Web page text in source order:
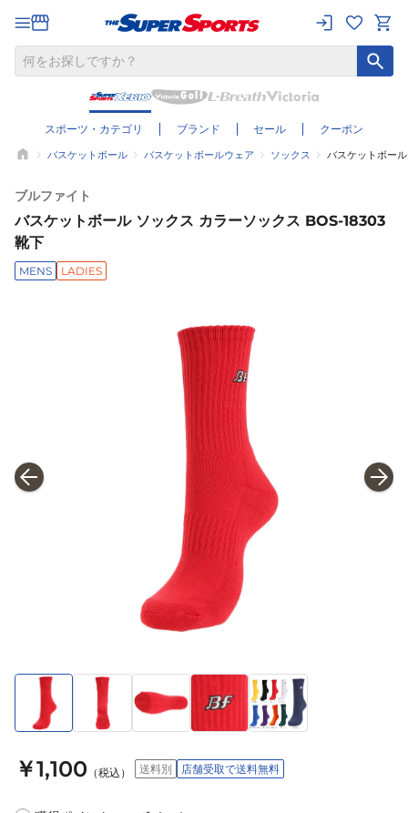
スポーツ・カテゴリ ブランド セール クーポン
バスケットボール バスケットボールウェア ソックス バスケットボー
ブルファイト
バスケットボール ソックス カラーソックス BOS-18303
靴下
MENS LADIES
￥1,100 （税込） 送料別 店舗受取で送料無料